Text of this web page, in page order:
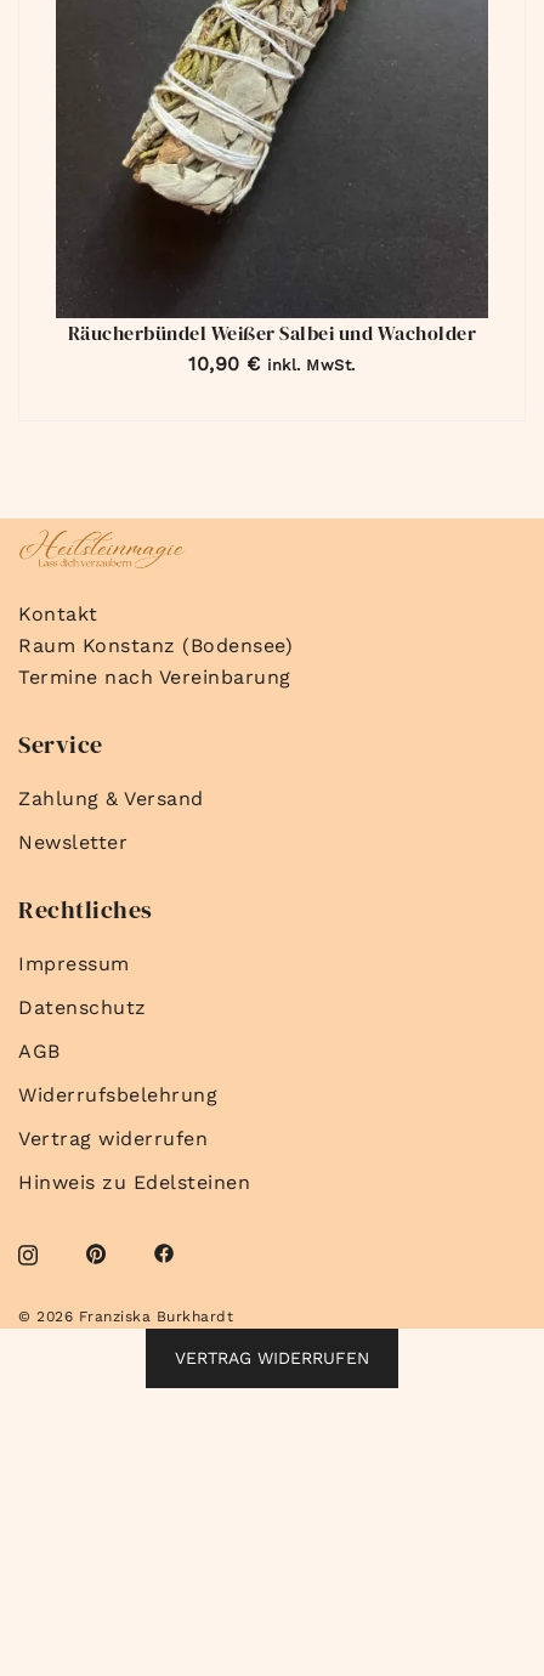
Räucherbündel Weißer Salbei und Wacholder
10,90 € inkl. MwSt.
Kontakt
Raum Konstanz (Bodensee)
Termine nach Vereinbarung
Service
Zahlung & Versand
Newsletter
Rechtliches
Impressum
Datenschutz
AGB
Widerrufsbelehrung
Vertrag widerrufen
Hinweis zu Edelsteinen
© 2026 Franziska Burkhardt
VERTRAG WIDERRUFEN